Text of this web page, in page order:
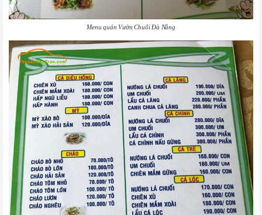
Menu quán Vườn Chuối Đà Nẵng